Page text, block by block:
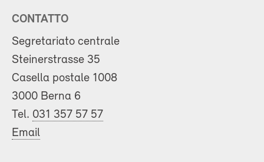
CONTATTO
Segretariato centrale
Steinerstrasse 35
Casella postale 1008
3000 Berna 6
Tel. 031 357 57 57
Email